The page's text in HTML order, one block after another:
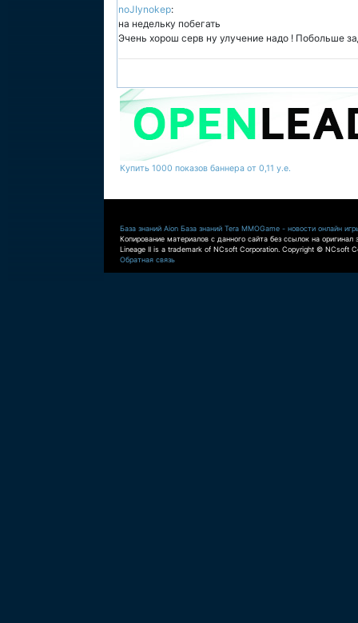
noJIynokep:
на недельку побегать
Эчень хорош серв ну улучение надо ! Побольше
Купить 1000 показов баннера от 0,11 у.е.
База знаний Aion База знаний Tera MMOGame - новости онлайн
Копирование материалов с данного сайта без ссылок на оригинал
Lineage II is a trademark of NCsoft Corporation. Copyright © NCsoft
Обратная связь